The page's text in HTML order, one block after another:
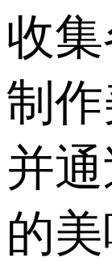
收
制作
并
的